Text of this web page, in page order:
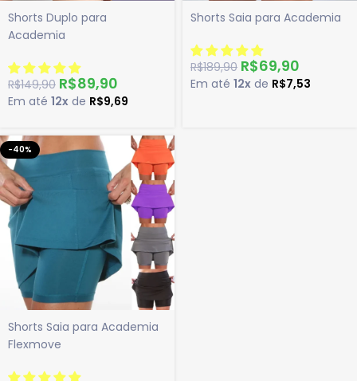
Shorts Duplo para
Academia
R$149,90 R$89,90
Em até 12x de R$9,69
Shorts Saia para Academia
R$189,90 R$69,90
Em até 12x de R$7,53
-40%
Shorts Saia para Academia
Flexmove